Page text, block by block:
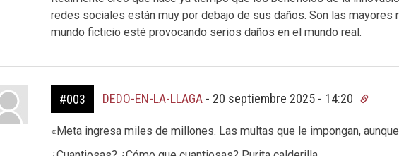
redes sociales están muy por debajo de sus daños. Son las mayores
mundo ficticio esté provocando serios daños en el mundo real.
#003 DEDO-EN-LA-LLAGA- 20 septiembre 2025 - 14:20
«Meta ingresa miles de millones. Las multas que le impongan,